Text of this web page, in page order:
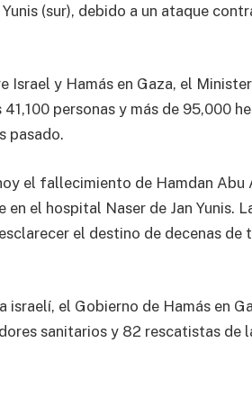
(sur), debido a un ataque
Israel y Hamás en Gaza, el
personas y más de 95,000
pasado.
el fallecimiento de Hamdan Abu
el hospital Naser de Jan Yunis.
el destino de decenas
israelí, el Gobierno de Hamás en
sanitarios y 82 rescatistas de